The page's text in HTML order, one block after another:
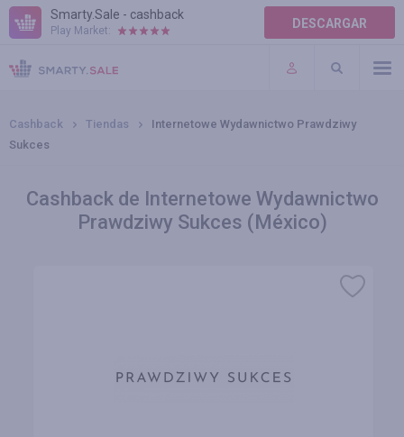
Smarty.Sale - cashback
Play Market: DESCARGAR
AYUDA
TÉRMINOS DE USO
Cashback Tiendas
Internetowe Wydawnictwo Prawdziwy
Sukces
Cashback de Internetowe Wydawnictwo
Prawdziwy Sukces (México)